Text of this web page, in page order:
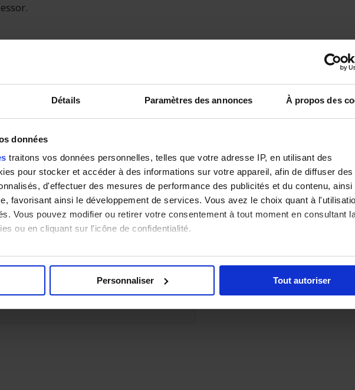
Détails Paramètres des annonces À propos des
données
traitons vos données personnelles, telles que votre adresse IP, en utilisant des
pour stocker et accéder à des informations sur votre appareil, afin de diffuser des
d'effectuer des mesures de performance des publicités et du contenu, ainsi
favorisant ainsi le développement de services. Vous avez le choix quant à
Vous pouvez modifier ou retirer votre consentement à tout moment en consultant
ou en cliquant sur l'icône de confidentialité.
également :
en l'analysant activement pour en relever les caractéristiques spécifiques
Personnaliser Tout autoriser
essor.
d'autres rubriques sur
sont les subventions disponibles.
d'une installation solaire.
et la revente de votre électricité.
vous lancer dans votre projet.
secteur, analyses et décryptage sur le